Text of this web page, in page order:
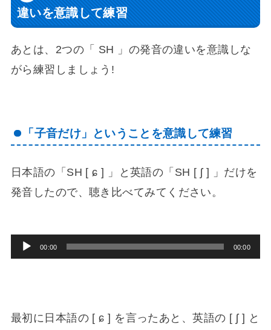
違いを意識して練習
あとは、2つの「 SH 」の発音の違いを意識しな
がら練習しましょう!
「子音だけ」ということを意識して練習
日本語の「SH [ ɕ ] 」と英語の「SH [ ʃ ] 」だけを
発音したので、聴き比べてみてください。
音
声
ー
00:00 00:00
最初に日本語の [ ɕ ] を言ったあと、英語の [ ʃ ] と